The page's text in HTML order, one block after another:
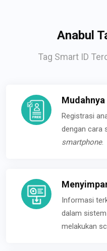
Anabul
Tag Smart ID
Registrasi
dengan cara
smartphone.
Informasi
dalam
melakukan